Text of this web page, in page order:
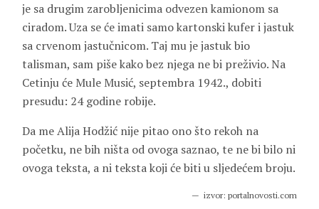
je sa drugim zarobljenicima odvezen kamionom sa
ciradom. Uza se će imati samo kartonski kufer i jastuk
sa crvenom jastučnicom. Taj mu je jastuk bio
talisman, sam piše kako bez njega ne bi preživio. Na
Cetinju će Mule Musić, septembra 1942., dobiti
presudu: 24 godine robije.
Da me Alija Hodžić nije pitao ono što rekoh na
početku, ne bih ništa od ovoga saznao, te ne bi bilo ni
ovoga teksta, a ni teksta koji će biti u sljedećem broju.
izvor: portalnovosti.com